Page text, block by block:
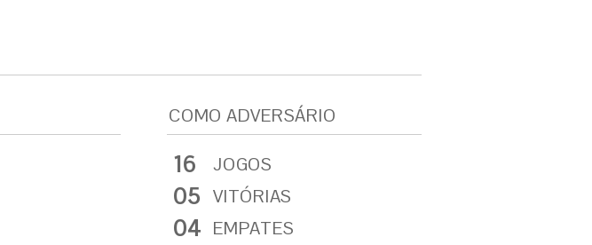
COMO ADVERSÁRIO
16 JOGOS
05 VITÓRIAS
04 EMPATES